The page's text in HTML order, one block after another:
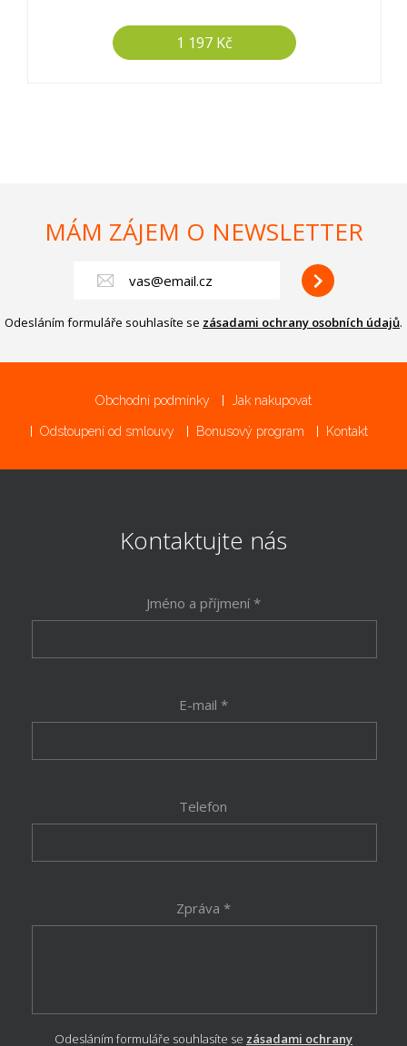
1 197 Kč
MÁM ZÁJEM O NEWSLETTER
Odesláním formuláře souhlasíte se zásadami ochrany osobních údajů.
Obchodní podmínky Jak nakupovat
Odstoupení od smlouvy Bonusový program Kontakt
Kontaktujte nás
Jméno a příjmení *
E-mail *
Telefon
Zpráva *
Odesláním formuláře souhlasíte se zásadami ochrany